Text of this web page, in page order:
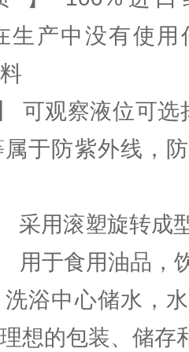
生产中没有使
观察液位可选
于防紫外线，
采用滚塑旋转成
于食用油品，
浴中心储水，
想的包装、储存